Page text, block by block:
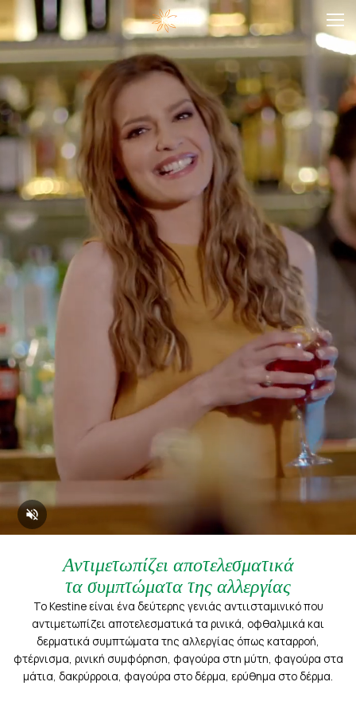
volume_off
Αντιμετωπίζει αποτελεσματικά
τα συμπτώματα της αλλεργίας
To Kestine είναι ένα δεύτερης γενιάς αντιισταμινικό που
αντιμετωπίζει αποτελεσματικά τα ρινικά, οφθαλμικά και
δερματικά συμπτώματα της αλλεργίας όπως καταρροή,
φτέρνισμα, ρινική συμφόρηση, φαγούρα στη μύτη, φαγούρα στα
μάτια, δακρύρροια, φαγούρα στο δέρμα, ερύθημα στο δέρμα.